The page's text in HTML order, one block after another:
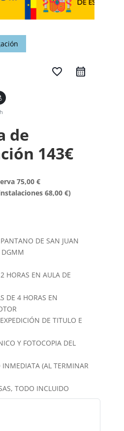
favorite_border
de
143€
75,00 €
68,00 €)
DE SAN JUAN
DGMM
HORAS EN AULA DE
DE 4 HORAS EN
DE TITULO E
Y FOTOCOPIA DEL
INMEDIATA (AL TERMINAR
TODO INCLUIDO